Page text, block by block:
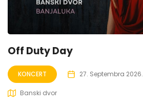
Off Duty Day
KONCERT 27. Septembra 2026.
Banski dvor